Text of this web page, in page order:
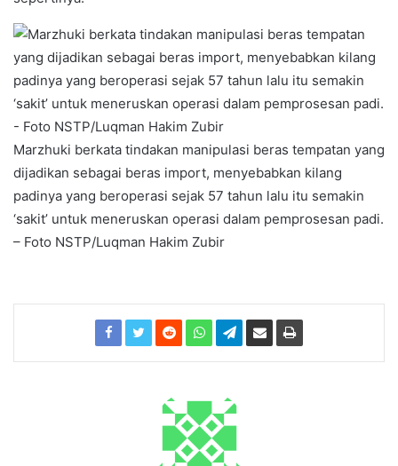
Marzhuki berkata tindakan manipulasi beras tempatan yang
dijadikan sebagai beras import, menyebabkan kilang
padinya yang beroperasi sejak 57 tahun lalu itu semakin
‘sakit’ untuk meneruskan operasi dalam pemprosesan padi.
– Foto NSTP/Luqman Hakim Zubir